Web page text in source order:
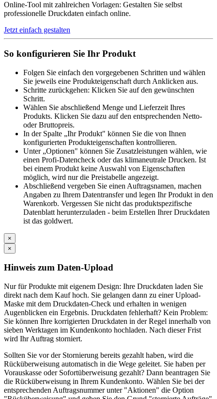
Online-Tool mit zahlreichen Vorlagen: Gestalten Sie selbst
professionelle Druckdaten einfach online.
Jetzt einfach gestalten
So konfigurieren Sie Ihr Produkt
Folgen Sie einfach den vorgegebenen Schritten und wählen
Sie jeweils eine Produkteigenschaft durch Anklicken aus.
Schritte zurückgehen: Klicken Sie auf den gewünschten
Schritt.
Wählen Sie abschließend Menge und Lieferzeit Ihres
Produkts. Klicken Sie dazu auf den entsprechenden Netto-
oder Bruttopreis.
In der Spalte „Ihr Produkt" können Sie die von Ihnen
konfigurierten Produkteigenschaften kontrollieren.
Unter „Optionen" können Sie Zusatzleistungen wählen, wie
einen Profi-Datencheck oder das klimaneutrale Drucken. Ist
bei einem Produkt keine Auswahl von Eigenschaften
möglich, wird nur die Preistabelle angezeigt.
Abschließend vergeben Sie einen Auftragsnamen, machen
Angaben zu Ihrem Datentransfer und legen Ihr Produkt in den
Warenkorb. Vergessen Sie nicht das produktspezifische
Datenblatt herunterzuladen - beim Erstellen Ihrer Druckdaten
ist das goldwert.
×
×
Hinweis zum Daten-Upload
Nur für Produkte mit eigenem Design: Ihre Druckdaten laden Sie
direkt nach dem Kauf hoch. Sie gelangen dann zu einer Upload-
Maske mit dem Druckdaten-Check und erhalten in wenigen
Augenblicken ein Ergebnis. Druckdaten fehlerhaft? Kein Problem:
Sie können Ihre korrigierten Druckdaten in der Regel innerhalb von
sieben Werktagen im Kundenkonto hochladen. Nach dieser Frist
wird Ihr Auftrag storniert.
Sollten Sie vor der Stornierung bereits gezahlt haben, wird die
Rücküberweisung automatisch in die Wege geleitet. Sie haben per
Vorauskasse oder Sofortüberweisung gezahlt? Dann beantragen Sie
die Rücküberweisung in Ihrem Kundenkonto. Wählen Sie bei der
entsprechenden Auftragsnummer unter "Aktionen" die Option